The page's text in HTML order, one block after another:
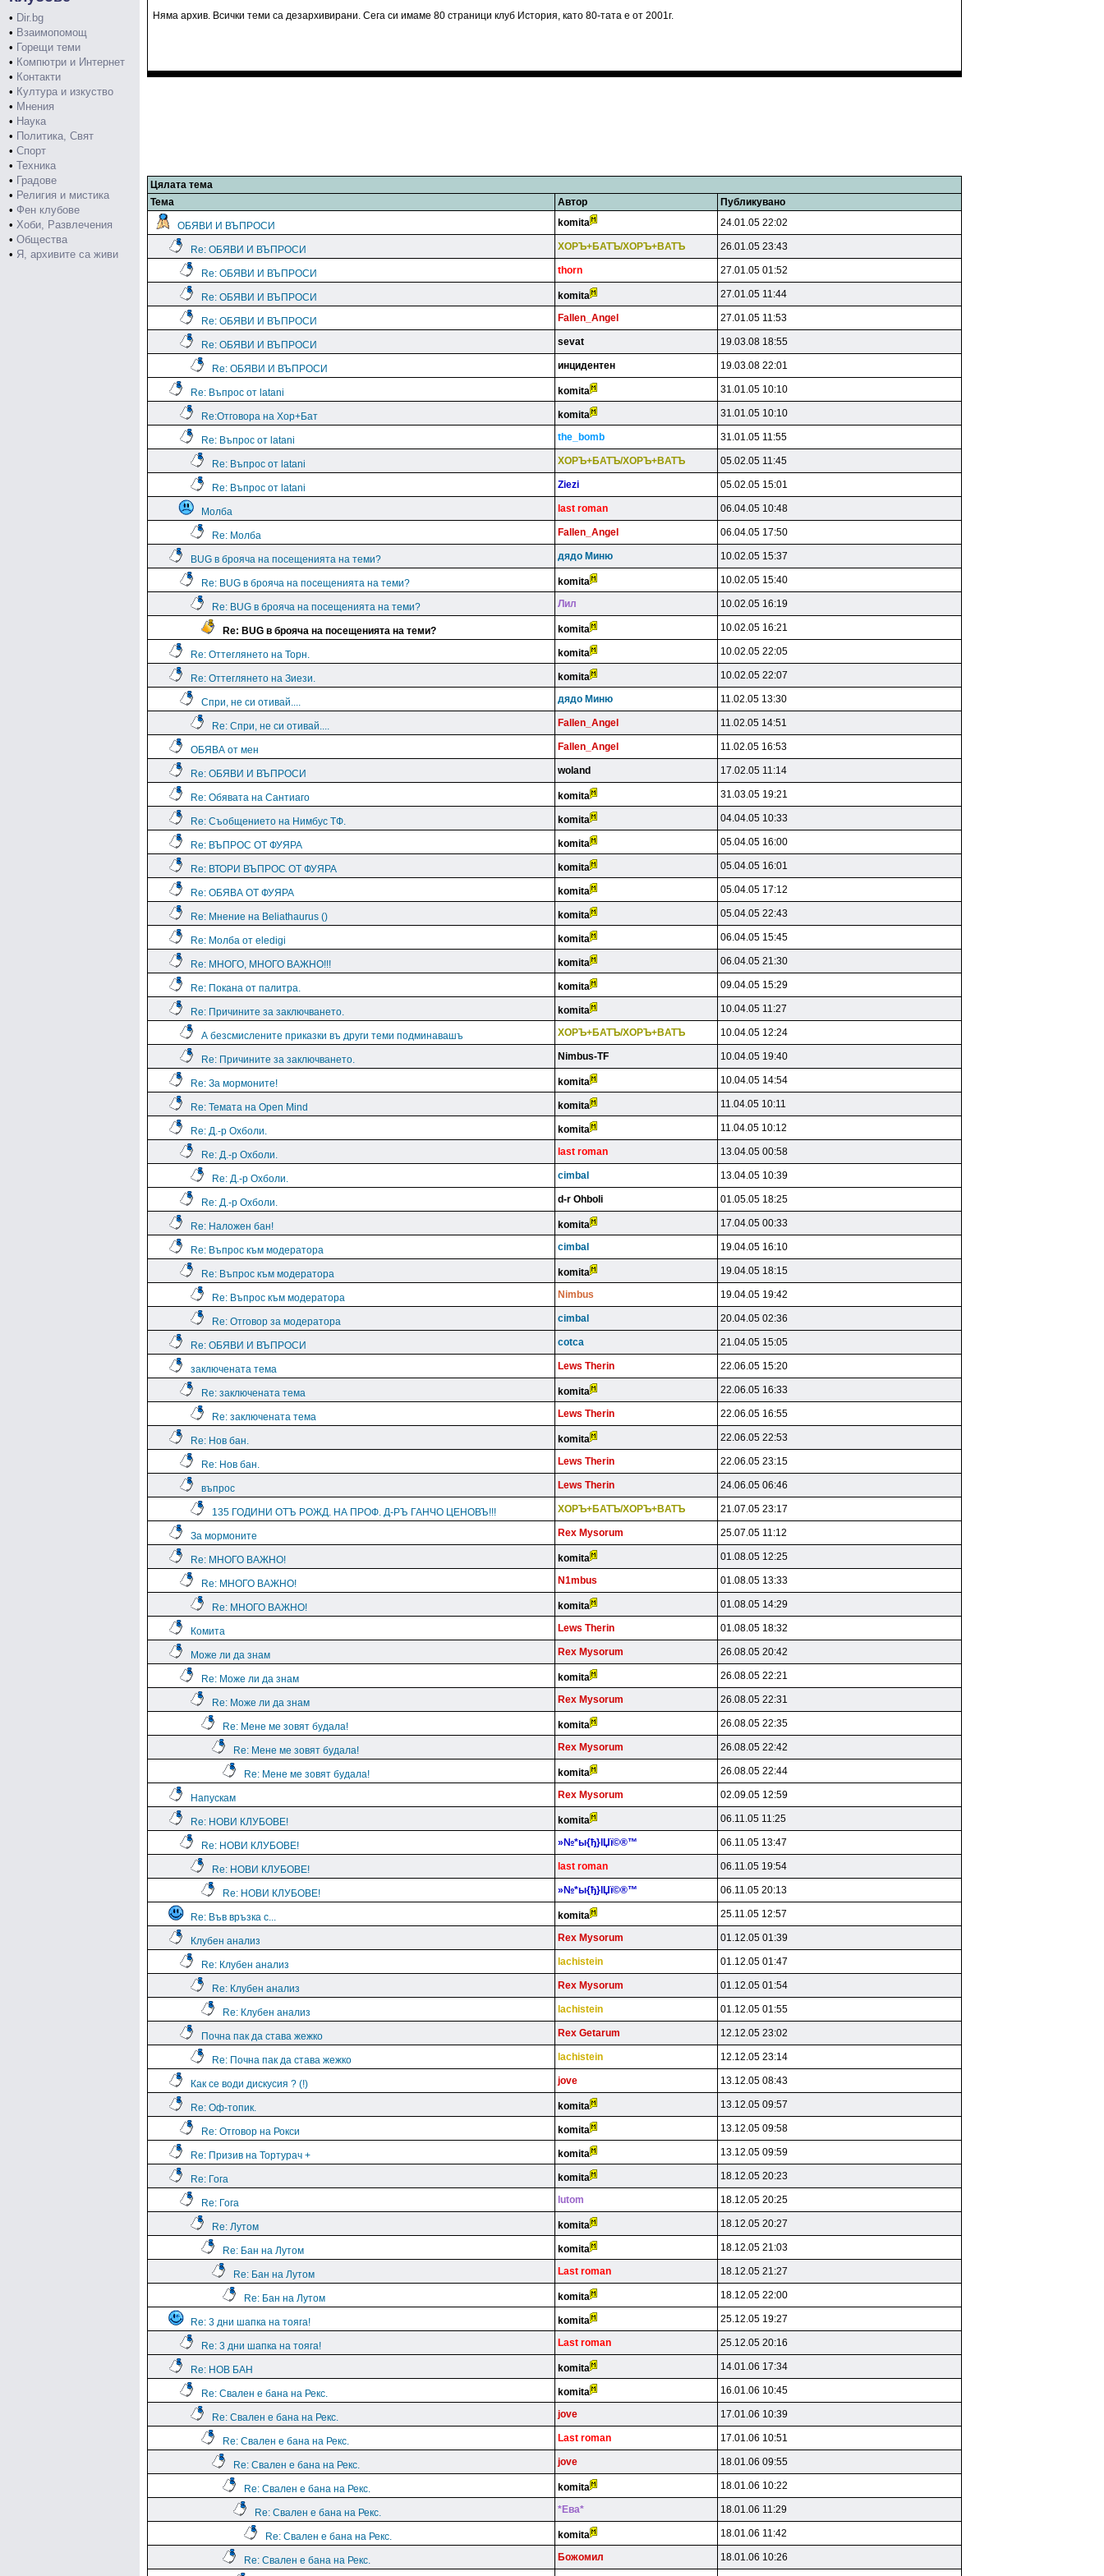
• Dir.bg
• Взаимопомощ
• Горещи теми
• Компютри и Интернет
• Контакти
• Култура и изкуство
• Мнения
• Наука
• Политика, Свят
• Спорт
• Техника
• Градове
• Религия и мистика
• Фен клубове
• Хоби, Развлечения
• Общества
• Я, архивите са живи
Няма архив. Всички теми са дезархивирани. Сега си имаме 80 страници клуб История, като 80-тата е от 2001г.
Цялата тема
Тема
Автор Публикувано
ОБЯВИ И ВЪПРОСИ komita 24.01.05 22:02
Re: ОБЯВИ И ВЪПРОСИ XOPЪ+БATЪ/XOPЪ+BATЪ 26.01.05 23:43
Re: ОБЯВИ И ВЪПРОСИ thorn 27.01.05 01:52
Re: ОБЯВИ И ВЪПРОСИ komita 27.01.05 11:44
Re: ОБЯВИ И ВЪПРОСИ Fallen_Angel 27.01.05 11:53
Re: ОБЯВИ И ВЪПРОСИ sevat 19.03.08 18:55
Re: ОБЯВИ И ВЪПРОСИ инцидeнтeн 19.03.08 22:01
Re: Въпрос от latani komita 31.01.05 10:10
Re:Отговора на Хор+Бат komita 31.01.05 10:10
Re: Въпрос от latani the_bomb 31.01.05 11:55
Re: Въпрос от latani XOPЪ+БATЪ/XOPЪ+BATЪ 05.02.05 11:45
Re: Въпрос от latani Ziezi 05.02.05 15:01
Молба last roman 06.04.05 10:48
Re: Молба Fallen_Angel 06.04.05 17:50
BUG в брояча на посещенията на теми? дядo Mиню 10.02.05 15:37
Re: BUG в брояча на посещенията на теми? komita 10.02.05 15:40
Re: BUG в брояча на посещенията на теми? Лил 10.02.05 16:19
Re: BUG в брояча на посещенията на теми? komita 10.02.05 16:21
Re: Оттеглянето на Торн. komita 10.02.05 22:05
Re: Оттеглянето на Зиези. komita 10.02.05 22:07
Спри, не си отивай.... дядo Mиню 11.02.05 13:30
Re: Спри, не си отивай.... Fallen_Angel 11.02.05 14:51
ОБЯВА от мен Fallen_Angel 11.02.05 16:53
Re: ОБЯВИ И ВЪПРОСИ woland 17.02.05 11:14
Re: Обявата на Сантиаго komita 31.03.05 19:21
Re: Съобщението на Нимбус ТФ. komita 04.04.05 10:33
Re: ВЪПРОС ОТ ФУЯРА komita 05.04.05 16:00
Re: ВТОРИ ВЪПРОС ОТ ФУЯРА komita 05.04.05 16:01
Re: ОБЯВА ОТ ФУЯРА komita 05.04.05 17:12
Re: Мнение на Beliathaurus () komita 05.04.05 22:43
Re: Молба от eledigi komita 06.04.05 15:45
Re: МНОГО, МНОГО ВАЖНО!!! komita 06.04.05 21:30
Re: Покана от палитра. komita 09.04.05 15:29
Re: Причините за заключването. komita 10.04.05 11:27
А безсмислените приказки въ други теми подминавашъ XOPЪ+БATЪ/XOPЪ+BATЪ 10.04.05 12:24
Re: Причините за заключването. Nimbus-TF 10.04.05 19:40
Re: За мормоните! komita 10.04.05 14:54
Re: Темата на Open Mind komita 11.04.05 10:11
Re: Д.-р Охболи. komita 11.04.05 10:12
Re: Д.-р Охболи. last roman 13.04.05 00:58
Re: Д.-р Охболи. cimbal 13.04.05 10:39
Re: Д.-р Охболи. d-r Ohboli 01.05.05 18:25
Re: Наложен бан! komita 17.04.05 00:33
Re: Въпрос към модератора cimbal 19.04.05 16:10
Re: Въпрос към модератора komita 19.04.05 18:15
Re: Въпрос към модератора Nimbus 19.04.05 19:42
Re: Отговор за модератора cimbal 20.04.05 02:36
Re: ОБЯВИ И ВЪПРОСИ cotca 21.04.05 15:05
заключената тема Lews Therin 22.06.05 15:20
Re: заключената тема komita 22.06.05 16:33
Re: заключената тема Lews Therin 22.06.05 16:55
Re: Нов бан. komita 22.06.05 22:53
Re: Нов бан. Lews Therin 22.06.05 23:15
въпрос Lews Therin 24.06.05 06:46
135 ГОДИНИ ОТЪ РОЖД. НА ПРОФ. Д-РЪ ГАНЧО ЦЕНОВЪ!!! XOPЪ+БATЪ/XOPЪ+BATЪ 21.07.05 23:17
За мормоните Rex Mysorum 25.07.05 11:12
Re: МНОГО ВАЖНО! komita 01.08.05 12:25
Re: МНОГО ВАЖНО! N1mbus 01.08.05 13:33
Re: МНОГО ВАЖНО! komita 01.08.05 14:29
Комита Lews Therin 01.08.05 18:32
Може ли да знам Rex Mysorum 26.08.05 20:42
Re: Може ли да знам komita 26.08.05 22:21
Re: Може ли да знам Rex Mysorum 26.08.05 22:31
Re: Мене ме зовят будала! komita 26.08.05 22:35
Re: Мене ме зовят будала! Rex Mysorum 26.08.05 22:42
Re: Мене ме зовят будала! komita 26.08.05 22:44
Напускам Rex Mysorum 02.09.05 12:59
Re: НОВИ КЛУБОВЕ! komita 06.11.05 11:25
Re: НОВИ КЛУБОВЕ! »№*ы{ђ}lЏї©®™ 06.11.05 13:47
Re: НОВИ КЛУБОВЕ! last roman 06.11.05 19:54
Re: НОВИ КЛУБОВЕ! »№*ы{ђ}lЏї©®™ 06.11.05 20:13
Re: Във връзка с... komita 25.11.05 12:57
Клубен анализ Rex Mysorum 01.12.05 01:39
Re: Клубен анализ lachistein 01.12.05 01:47
Re: Клубен анализ Rex Mysorum 01.12.05 01:54
Re: Клубен анализ lachistein 01.12.05 01:55
Почна пак да става жежко Rex Getarum 12.12.05 23:02
Re: Почна пак да става жежко lachistein 12.12.05 23:14
Как се води дискусия ? (!) jove 13.12.05 08:43
Re: Оф-топик. komita 13.12.05 09:57
Re: Отговор на Рокси komita 13.12.05 09:58
Re: Призив на Тортурач + komita 13.12.05 09:59
Re: Гога komita 18.12.05 20:23
Re: Гога lutom 18.12.05 20:25
Re: Лутом komita 18.12.05 20:27
Re: Бан на Лутом komita 18.12.05 21:03
Re: Бан на Лутом Last roman 18.12.05 21:27
Re: Бан на Лутом komita 18.12.05 22:00
Re: 3 дни шапка на тояга! komita 25.12.05 19:27
Re: 3 дни шапка на тояга! Last roman 25.12.05 20:16
Re: НОВ БАН komita 14.01.06 17:34
Re: Свален е бана на Рекс. komita 16.01.06 10:45
Re: Свален е бана на Рекс. jove 17.01.06 10:39
Re: Свален е бана на Рекс. Last roman 17.01.06 10:51
Re: Свален е бана на Рекс. jove 18.01.06 09:55
Re: Свален е бана на Рекс. komita 18.01.06 10:22
Re: Свален е бана на Рекс. *Eвa* 18.01.06 11:29
Re: Свален е бана на Рекс. komita 18.01.06 11:42
Re: Свален е бана на Рекс. Бoжoмил 18.01.06 10:26